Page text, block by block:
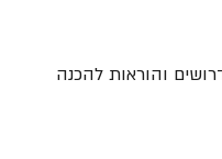
והוראות להכנה